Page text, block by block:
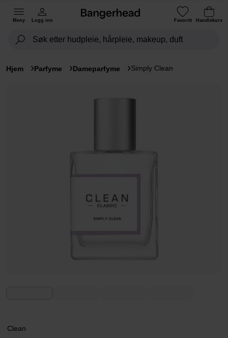
Meny Logg inn Favoritt Handlekurv
Hjem Parfyme Dameparfyme Simply Clean
Clean